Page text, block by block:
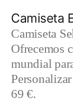
contenido
Camiseta
Camiseta
Ofrecemos
mundial
69 €.